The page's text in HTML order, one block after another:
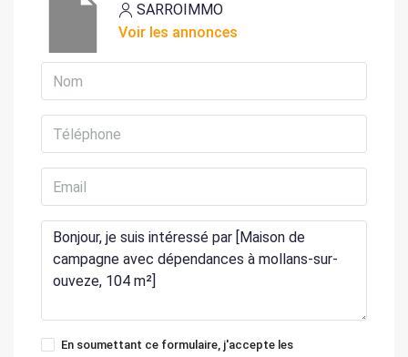
SARROIMMO
Voir les annonces
En soumettant ce formulaire, j'accepte les